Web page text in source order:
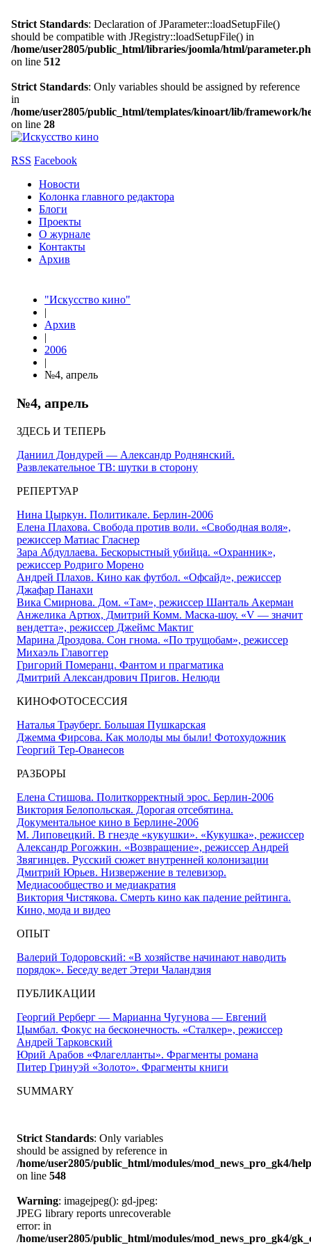
Strict Standards: Declaration of JParameter::loadSetupFile()
should be compatible with JRegistry::loadSetupFile() in
/home/user2805/public_html/libraries/joomla/html/
on line 512
Strict Standards: Only variables should be assigned by reference
in
/home/user2805/public_html/templates/kinoart/lib/framework/
on line 28
RSS Facebook
Новости
Колонка главного редактора
Блоги
Проекты
О журнале
Контакты
Архив
"Искусство кино"
|
Архив
|
2006
|
№4, апрель
№4, апрель
ЗДЕСЬ И ТЕПЕРЬ
Даниил Дондурей — Александр Роднянский.
Развлекательное ТВ: шутки в сторону
РЕПЕРТУАР
Нина Цыркун. Политикале. Берлин-2006
Елена Плахова. Свобода против воли. «Свободная воля»,
режиссер Матиас Гласнер
Зара Абдуллаева. Бескорыстный убийца. «Охранник»,
режиссер Родриго Морено
Андрей Плахов. Кино как футбол. «Офсайд», режиссер
Джафар Панахи
Вика Смирнова. Дом. «Там», режиссер Шанталь Акерман
Анжелика Артюх, Дмитрий Комм. Маска-шоу. «V — значит
вендетта», режиссер Джеймс Мактиг
Марина Дроздова. Сон гнома. «По трущобам», режиссер
Михаэль Главоггер
Григорий Померанц. Фантом и прагматика
Дмитрий Александрович Пригов. Нелюди
КИНОФОТОСЕССИЯ
Наталья Трауберг. Большая Пушкарская
Джемма Фирсова. Как молоды мы были! Фотохудожник
Георгий Тер-Ованесов
РАЗБОРЫ
Елена Стишова. Политкорректный эрос. Берлин-2006
Виктория Белопольская. Дорогая отсебятина.
Документальное кино в Берлине-2006
М. Липовецкий. В гнезде «кукушки». «Кукушка», режиссер
Александр Рогожкин. «Возвращение», режиссер Андрей
Звягинцев. Русский сюжет внутренней колонизации
Дмитрий Юрьев. Низвержение в телевизор.
Медиасообщество и медиакратия
Виктория Чистякова. Смерть кино как падение рейтинга.
Кино, мода и видео
ОПЫТ
Валерий Тодоровский: «В хозяйстве начинают наводить
порядок». Беседу ведет Этери Чаландзия
ПУБЛИКАЦИИ
Георгий Рерберг — Марианна Чугунова — Евгений
Цымбал. Фокус на бесконечность. «Сталкер», режиссер
Андрей Тарковский
Юрий Арабов «Флагелланты». Фрагменты романа
Питер Гринуэй «Золото». Фрагменты книги
SUMMARY
Strict Standards: Only variables
should be assigned by reference in
/home/user2805/public_html/modules/mod_news_pro_gk4/
on line 548
Warning: imagejpeg(): gd-jpeg:
JPEG library reports unrecoverable
error: in
/home/user2805/public_html/modules/mod_news_pro_gk4/